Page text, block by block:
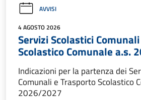
AVVISI
4 AGOSTO 2026
Servizi Scolastici
Scolastico Comunale a.s.
Indicazioni per la partenza dei
Comunali e Trasporto Scolastico
2026/2027